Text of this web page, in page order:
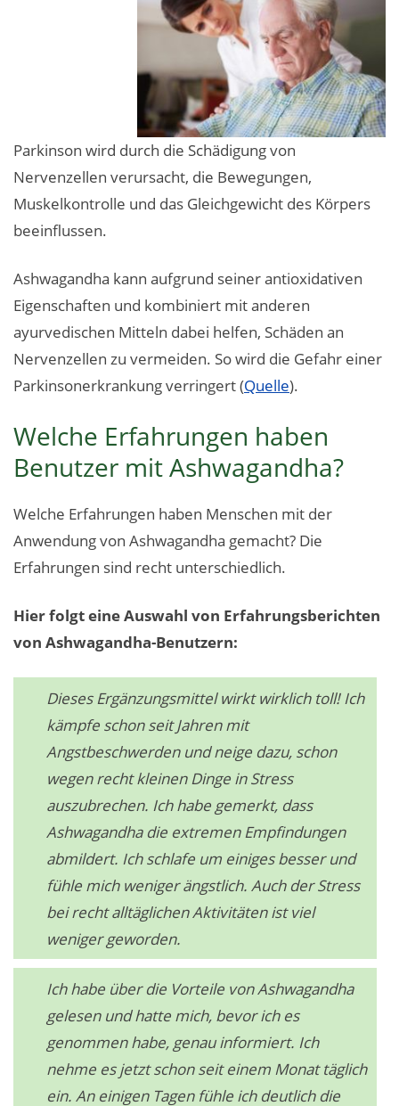
Parkinson wird durch die Schädigung von
Nervenzellen verursacht, die Bewegungen,
Muskelkontrolle und das Gleichgewicht des Körpers
beeinflussen.
Ashwagandha kann aufgrund seiner antioxidativen
Eigenschaften und kombiniert mit anderen
ayurvedischen Mitteln dabei helfen, Schäden an
Nervenzellen zu vermeiden. So wird die Gefahr einer
Parkinsonerkrankung verringert (Quelle).
Welche Erfahrungen haben
Benutzer mit Ashwagandha?
Welche Erfahrungen haben Menschen mit der
Anwendung von Ashwagandha gemacht? Die
Erfahrungen sind recht unterschiedlich.
Hier folgt eine Auswahl von Erfahrungsberichten
von Ashwagandha-Benutzern:
Dieses Ergänzungsmittel wirkt wirklich toll! Ich
kämpfe schon seit Jahren mit
Angstbeschwerden und neige dazu, schon
wegen recht kleinen Dinge in Stress
auszubrechen. Ich habe gemerkt, dass
Ashwagandha die extremen Empfindungen
abmildert. Ich schlafe um einiges besser und
fühle mich weniger ängstlich. Auch der Stress
bei recht alltäglichen Aktivitäten ist viel
weniger geworden.
Ich habe über die Vorteile von Ashwagandha
gelesen und hatte mich, bevor ich es
genommen habe, genau informiert. Ich
nehme es jetzt schon seit einem Monat täglich
ein. An einigen Tagen fühle ich deutlich die